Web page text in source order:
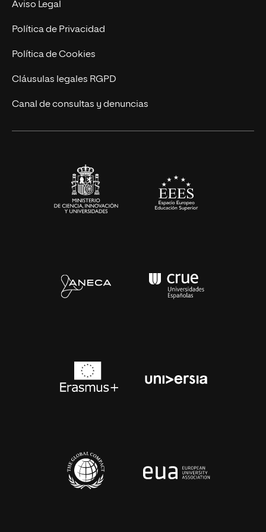
Marketing y Comunicación
Ingeniería
Diseño
Ciencias de la Salud
Aviso Legal
Política de Privacidad
Política de Cookies
Cláusulas legales RGPD
Canal de consultas y denuncias